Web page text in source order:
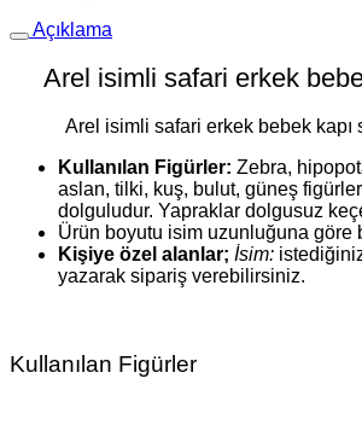
Açıklama
Arel isimli safari erkek
Arel isimli safari erkek bebek kapı
Kullanılan Figürler: Zebra,
aslan, tilki, kuş, bulut, güneş
dolguludur. Yapraklar dolgusuz
Ürün boyutu isim uzunluğuna göre
Kişiye özel alanlar; İsim:
yazarak sipariş verebilirsiniz.
Kullanılan Figürler